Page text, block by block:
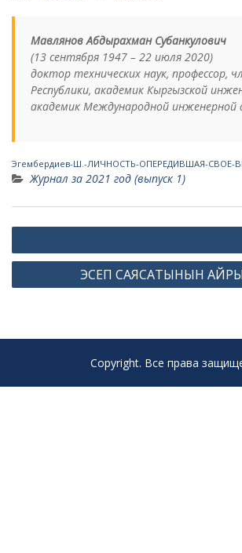
Мавлянов Абдырахман Субанкулович
(13 сентября 1947 – 22 июля 2020)
доктор технических наук, профессор,
Республики, академик Кыргызской
академик Международной инженерной
Эгембердиев-Ш.-ЛИЧНОСТЬ-ОПЕРЕДИВШАЯ-СВОЕ-
Журнал за 2021 год (выпуск 1)
Навигация
по
ЭСЕП САЯСАТЫНЫН
Copyright. Все права